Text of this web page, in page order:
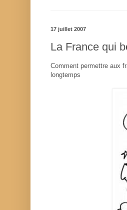
17 juillet 2007
La France qui
Comment permettre aux
longtemps